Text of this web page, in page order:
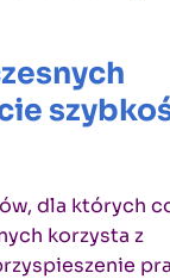
dla których
korzysta z